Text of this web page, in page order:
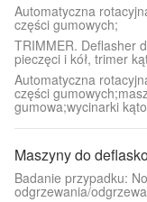
Automatyczna
części gumowych;
TRIMMER. Deflasher
pieczęci i kół, trimer
Automatyczna
części
gumowa;wycinarki
Maszyny do
Badanie przypadku:
odgrzewania/